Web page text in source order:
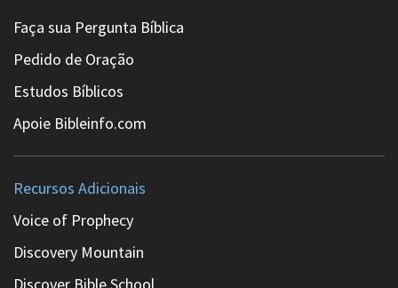
Faça sua Pergunta Bíblica
Pedido de Oração
Estudos Bíblicos
Apoie Bibleinfo.com
Recursos Adicionais
Voice of Prophecy
Discovery Mountain